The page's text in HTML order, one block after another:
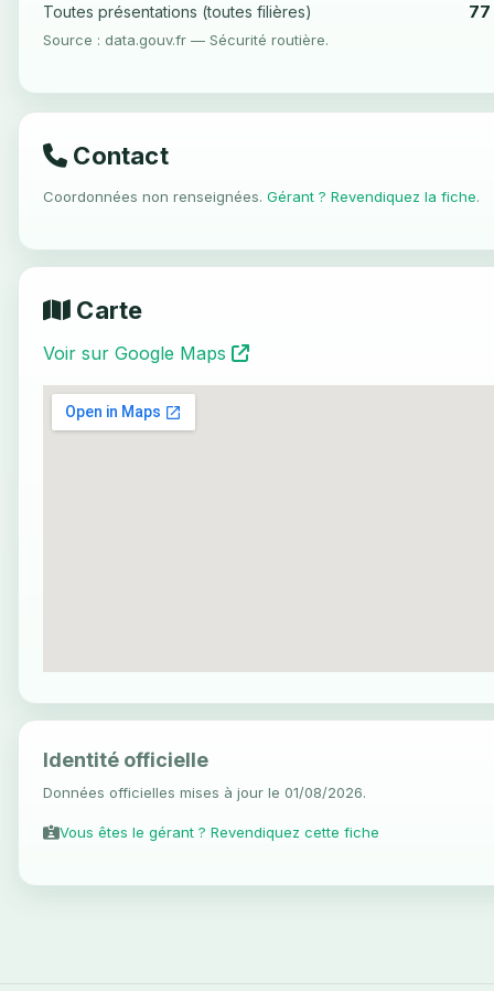
Toutes présentations (toutes filières) 77
Source : data.gouv.fr — Sécurité routière.
Contact
Coordonnées non renseignées. Gérant ? Revendiquez la fiche.
Carte
Voir sur Google Maps
Identité officielle
Données officielles mises à jour le 01/08/2026.
Vous êtes le gérant ? Revendiquez cette fiche